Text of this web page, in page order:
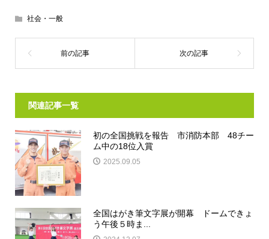
社会・一般
関連記事一覧
初の全国挑戦を報告 市消防本部 48チー
ム中の18位入賞
2025.09.05
全国はがき筆文字展が開幕 ドームできょ
う午後５時ま...